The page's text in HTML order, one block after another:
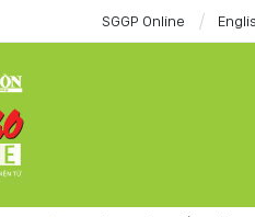
SGGP Online